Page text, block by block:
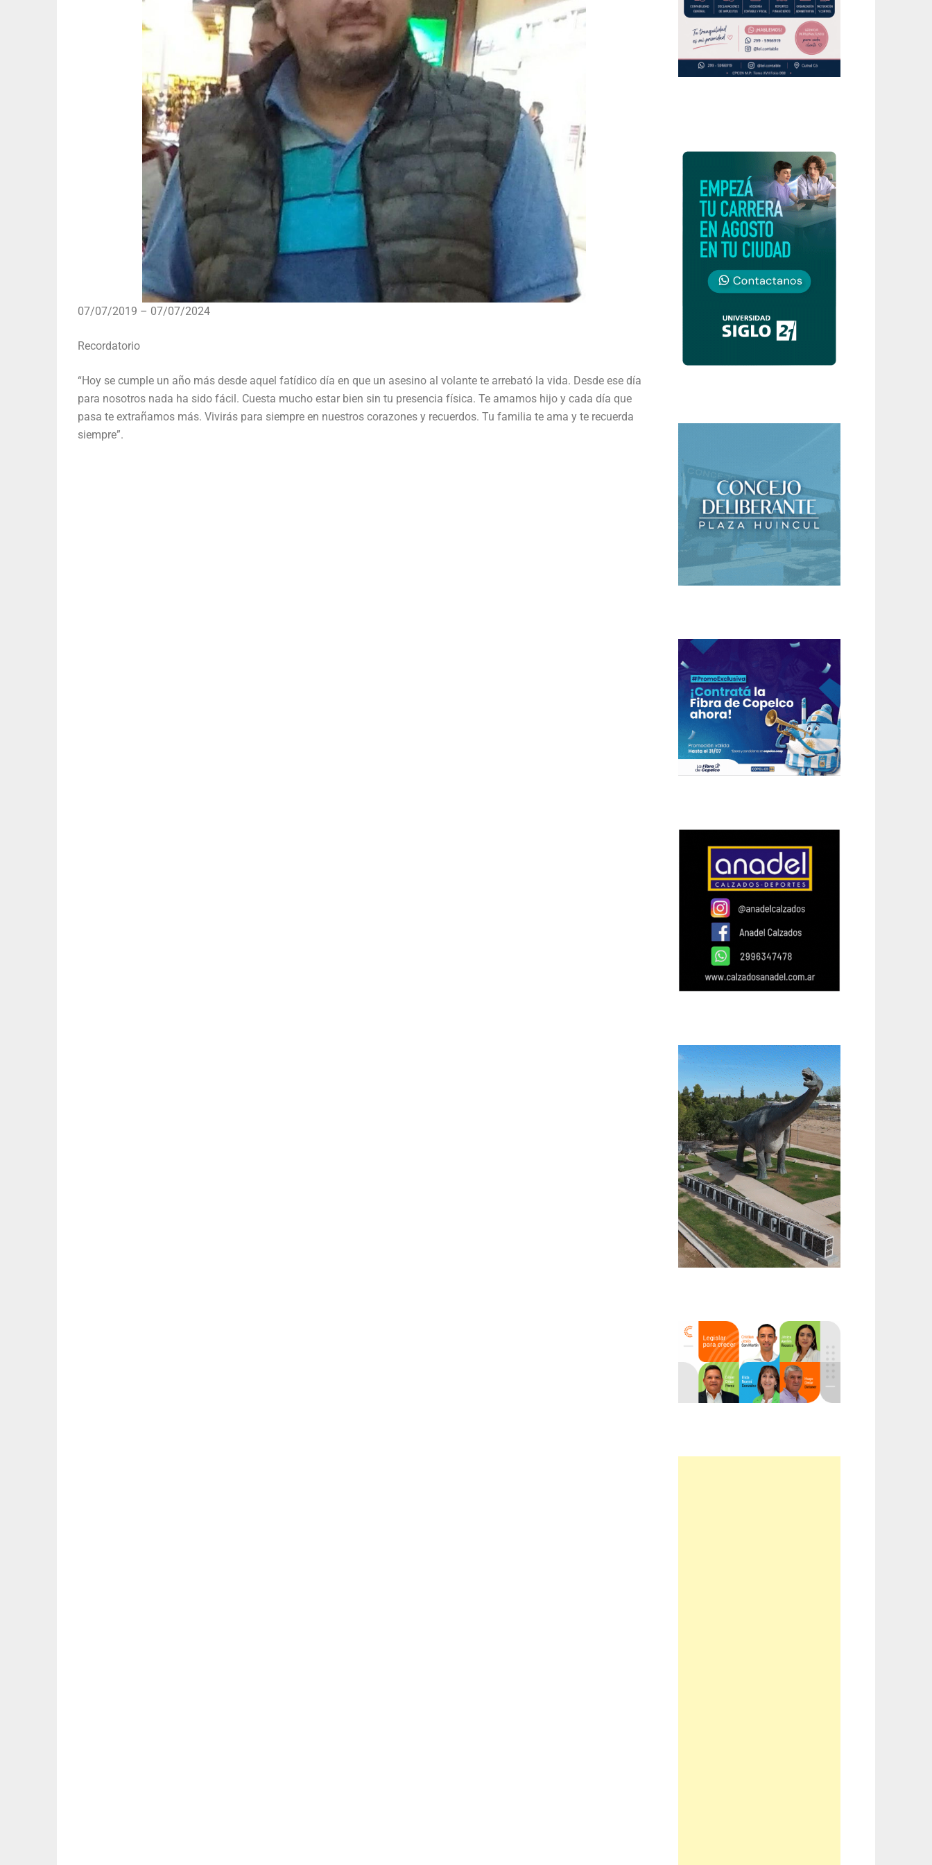
07/07/2019 – 07/07/2024
Recordatorio
“Hoy se cumple un año más desde aquel fatídico día en que un asesino al volante te arrebató la vida. Desde ese día
para nosotros nada ha sido fácil. Cuesta mucho estar bien sin tu presencia física. Te amamos hijo y cada día que
pasa te extrañamos más. Vivirás para siempre en nuestros corazones y recuerdos. Tu familia te ama y te recuerda
siempre”.